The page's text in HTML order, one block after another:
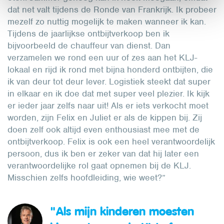
dat net valt tijdens de Ronde van Frankrijk. Ik probeer
mezelf zo nuttig mogelijk te maken wanneer ik kan.
Tijdens de jaarlijkse ontbijtverkoop ben ik
bijvoorbeeld de chauffeur van dienst. Dan
verzamelen we rond een uur of zes aan het KLJ-
lokaal en rijd ik rond met bijna honderd ontbijten, die
ik van deur tot deur lever. Logistiek steekt dat super
in elkaar en ik doe dat met super veel plezier. Ik kijk
er ieder jaar zelfs naar uit! Als er iets verkocht moet
worden, zijn Felix en Juliet er als de kippen bij. Zij
doen zelf ook altijd even enthousiast mee met de
ontbijtverkoop. Felix is ook een heel verantwoordelijk
persoon, dus ik ben er zeker van dat hij later een
verantwoordelijke rol gaat opnemen bij de KLJ.
Misschien zelfs hoofdleiding, wie weet?”
"Als mijn kinderen moesten